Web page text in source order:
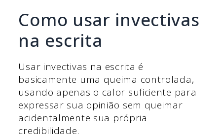
Como usar invectivas
na escrita
Usar invectivas na escrita é
basicamente uma queima controlada,
usando apenas o calor suficiente para
expressar sua opinião sem queimar
acidentalmente sua própria
credibilidade.